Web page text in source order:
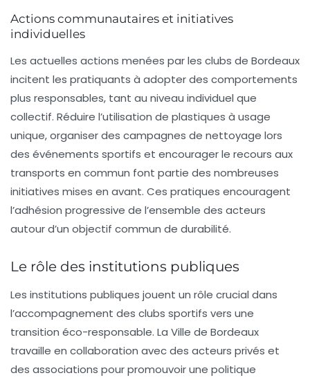
Actions communautaires et initiatives
individuelles
Les actuelles actions menées par les clubs de Bordeaux
incitent les pratiquants à adopter des comportements
plus responsables, tant au niveau individuel que
collectif. Réduire l’utilisation de plastiques à usage
unique, organiser des campagnes de nettoyage lors
des événements sportifs et encourager le recours aux
transports en commun font partie des nombreuses
initiatives mises en avant. Ces pratiques encouragent
l’adhésion progressive de l’ensemble des acteurs
autour d’un objectif commun de durabilité.
Le rôle des institutions publiques
Les institutions publiques jouent un rôle crucial dans
l’accompagnement des clubs sportifs vers une
transition éco-responsable. La Ville de Bordeaux
travaille en collaboration avec des acteurs privés et
des associations pour promouvoir une politique